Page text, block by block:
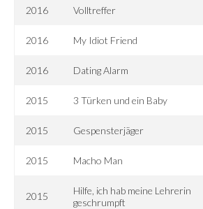
2016 Volltreffer
2016 My Idiot Friend
2016 Dating Alarm
2015 3 Türken und ein Baby
2015 Gespensterjäger
2015 Macho Man
2015
Hilfe, ich hab meine Lehrerin
geschrumpft